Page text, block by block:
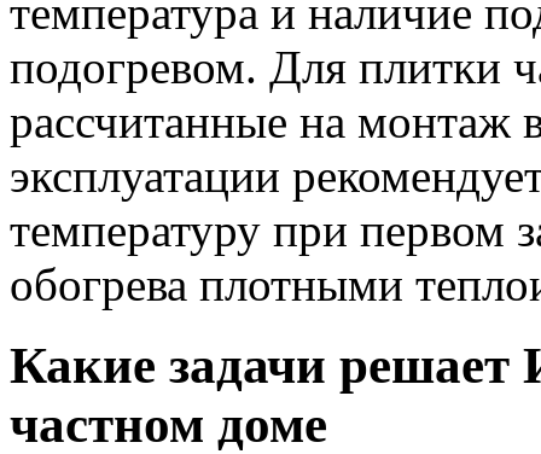
температура и наличие
подогревом. Для плитки
рассчитанные на монтаж
эксплуатации
температуру при первом
обогрева плотными
Какие задачи
частном доме